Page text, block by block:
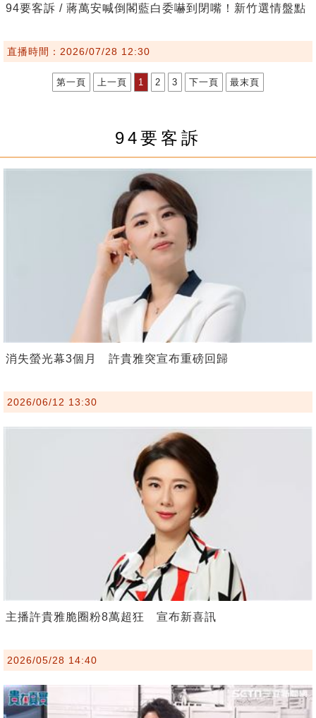
94要客訴 / 蔣萬安喊倒閣藍白委嚇到閉嘴！新竹選情盤點
直播時間：2026/07/28 12:30
第一頁 上一頁 1 2 3 下一頁 最末頁
94要客訴
消失螢光幕3個月 許貴雅突宣布重磅回歸
2026/06/12 13:30
主播許貴雅脆圈粉8萬超狂 宣布新喜訊
2026/05/28 14:40